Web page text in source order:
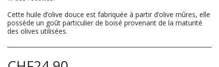
Cette huile d’olive douce est fabriquée à partir d’olive mûres, elle
possède un goût particulier de boisé provenant de la maturité
des olives utilisées.